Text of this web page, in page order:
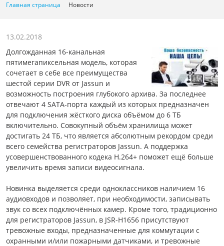
Главная страница Новости
13.02.2018
Долгожданная 16-канальная
пятимегапиксельная модель, которая
сочетает в себе все преимущества
шестой серии DVR от Jassun и
возможность построения глубокого архива. За последнее
отвечают 4 SATA-порта каждый из которых предназначен
для подключения жёсткого диска объёмом до 6 ТБ
включительно. Совокупный объём хранилища может
достигать 24 ТБ, что является абсолютным рекордом среди
всего семейства регистраторов Jassun. А поддержка
усовершенствованного кодека H.264+ поможет ещё больше
увеличить время записи видеосигнала.
Новинка выделяется среди одноклассников наличием 16
аудиовходов и позволяет, при необходимости, записывать
звук со всех подключённых камер. Кроме того, традиционно
для регистраторов Jassun, в JSR-H1656 присутствуют
тревожные входы, предназначенные для коммутации с
охранными и/или пожарными датчиками, и тревожные